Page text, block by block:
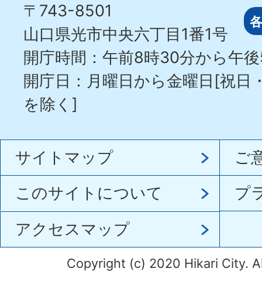
〒743-8501
山口県光市中央六丁目1番1号
開庁時間：午前8時30分から午
開庁日：月曜日から金曜日[祝日
を除く]
サイトマップ
ご
このサイトについて
プ
アクセスマップ
Copyright (c) 2020 Hikari City.